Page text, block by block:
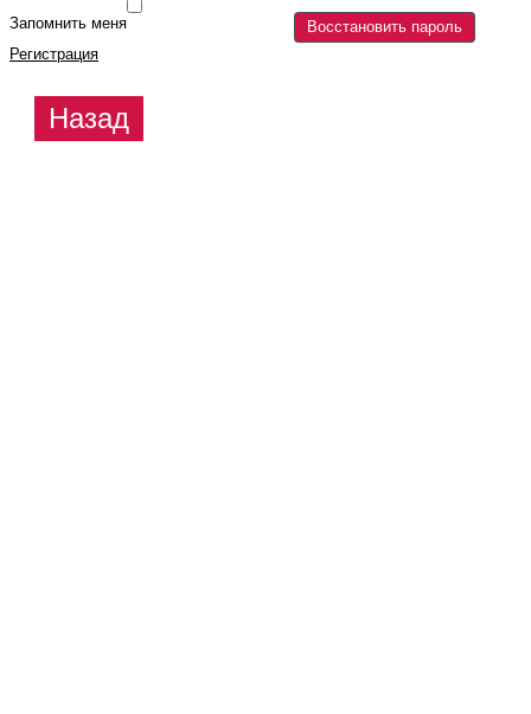
Запомнить меня
Регистрация
Восстановить пароль
Назад